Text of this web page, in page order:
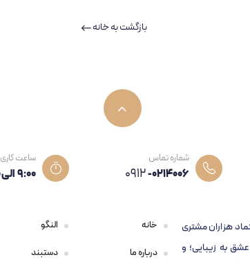
بازگشت به خانه
شماره تماس
0912-0214006
ساعت کاری
۹:۰۰ الی 20:30
هزاران مشتری
به زیبایی؛ و
خانه
درباره ما
النگو
دستبند